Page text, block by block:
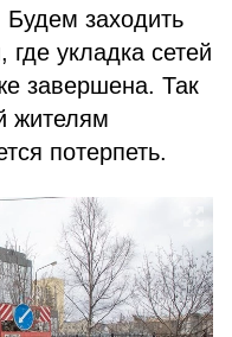
заходить
где укладка сетей
завершена. Так
жителям
потерпеть.